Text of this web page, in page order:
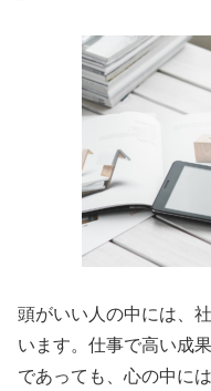
頭がいい人の中には、
います。仕事で高い成
であっても、心の中に